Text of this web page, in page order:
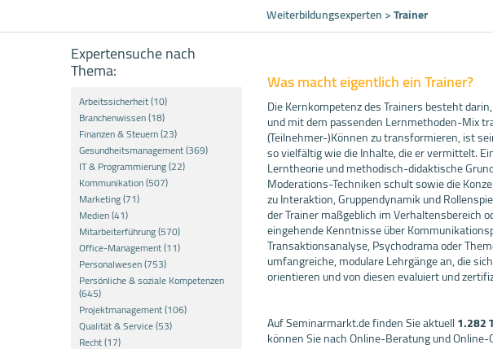
Weiterbildungsexperten>Trainer
Expertensuche nach
Thema:
Arbeitssicherheit (10)
Branchenwissen (18)
Finanzen & Steuern (23)
Gesundheitsmanagement (369)
IT & Programmierung (22)
Kommunikation (507)
Marketing (71)
Medien (41)
Mitarbeiterführung (570)
Office-Management (11)
Personalwesen (753)
Persönliche & soziale Kompetenzen
(645)
Projektmanagement (106)
Qualität & Service (53)
Recht (17)
Was macht eigentlich ein Trainer?
Die Kernkompetenz des Trainers besteht
und mit dem passenden Lernmethoden-Mix
(Teilnehmer-)Können zu transformieren, ist
so vielfältig wie die Inhalte, die er vermittelt.
Lerntheorie und methodisch-didaktische
Moderations-Techniken schult sowie die
zu Interaktion, Gruppendynamik und
der Trainer maßgeblich im Verhaltensbereich
eingehende Kenntnisse über
Transaktionsanalyse, Psychodrama oder
umfangreiche, modulare Lehrgänge an, die
orientieren und von diesen evaluiert und
Auf Seminarmarkt.de finden Sie aktuell1.282
können Sie nach Online-Beratung und